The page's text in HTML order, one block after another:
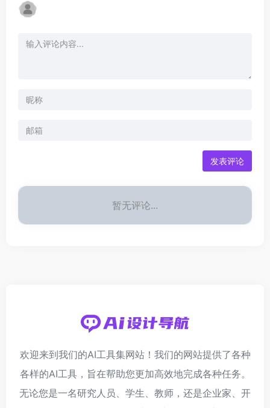
发表评论
暂无评论...
欢迎来到我们的AI工具集网站！我们的网站提供了各种
各样的AI工具，旨在帮助您更加高效地完成各种任务。
无论您是一名研究人员、学生、教师，还是企业家、开